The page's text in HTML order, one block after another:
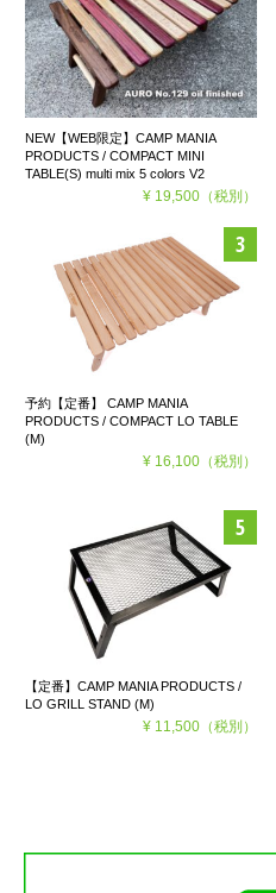
NEW【WEB限定】CAMP MANIA
PRODUCTS / COMPACT MINI
TABLE(S) multi mix 5 colors V2
¥ 19,500（税別）
予約【定番】 CAMP MANIA
PRODUCTS / COMPACT LO TABLE
(M)
¥ 16,100（税別）
【定番】CAMP MANIA PRODUCTS /
LO GRILL STAND (M)
¥ 11,500（税別）